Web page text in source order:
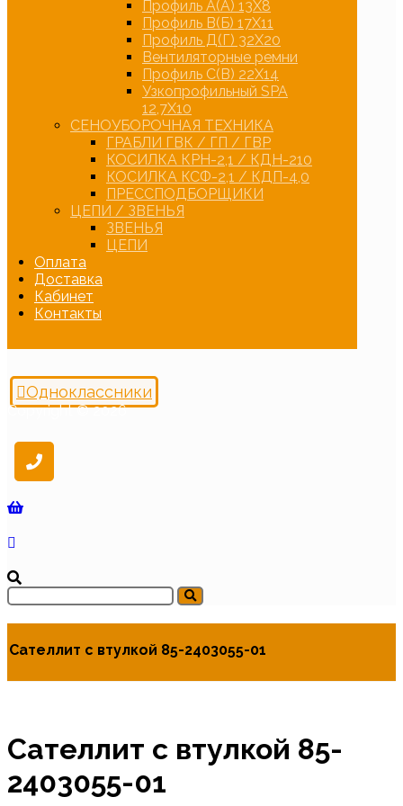
Профиль А(А) 13Х8
Профиль В(Б) 17Х11
Профиль Д(Г) 32Х20
Вентиляторные ремни
Профиль С(В) 22Х14
Узкопрофильный SPA
12,7Х10
СЕНОУБОРОЧНАЯ ТЕХНИКА
ГРАБЛИ ГВК / ГП / ГВР
КОСИЛКА КРН-2,1 / КДН-210
КОСИЛКА КСФ-2,1 / КДП-4,0
ПРЕССПОДБОРЩИКИ
ЦЕПИ / ЗВЕНЬЯ
ЗВЕНЬЯ
ЦЕПИ
Оплата
Доставка
Кабинет
Контакты
Одноклассники
Copyright © 2026
Сателлит с втулкой 85-2403055-01
Сателлит с втулкой 85-
2403055-01